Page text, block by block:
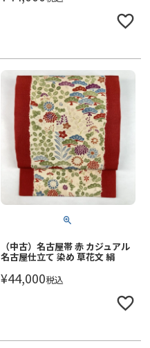
（中古）名古屋帯 赤 カジュアル
名古屋仕立て 染め 草花文 絹
¥44,000税込